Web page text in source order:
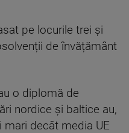
pe locurile trei și
de învățământ
o diplomă de
nordice și baltice au,
mari decât media UE